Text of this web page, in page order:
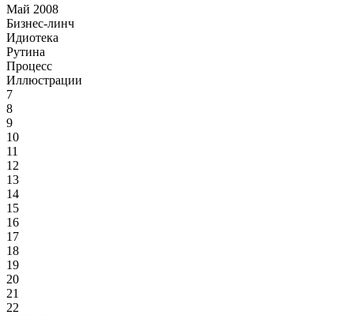
Май 2008
Бизнес-линч
Идиотека
Рутина
Процесс
Иллюстрации
7
8
9
10
11
12
13
14
15
16
17
18
19
20
21
22